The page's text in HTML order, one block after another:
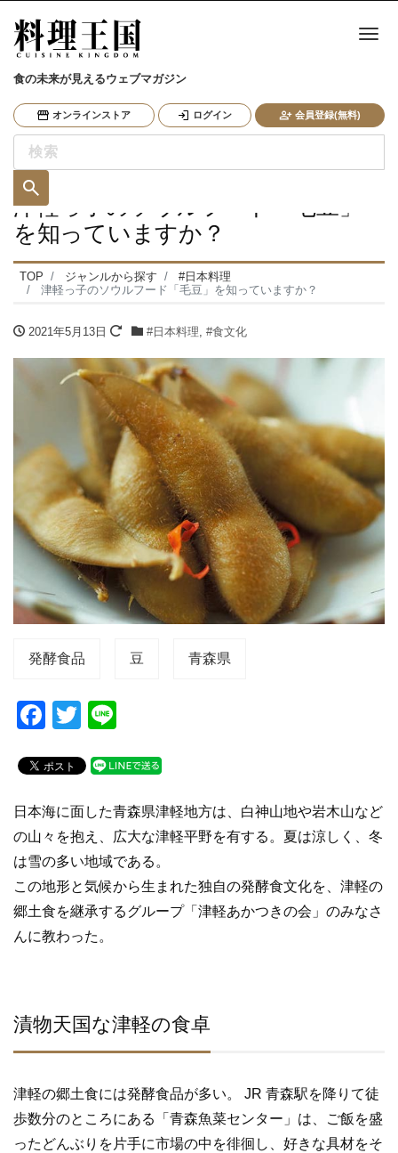
食の未来が見えるウェブマガジン
オンラインストア ログイン 会員登録(無料)
ナ
津軽っ子のソウルフード「毛豆」
を知っていますか？
TOP ジャンルから探す
#日本料理
津軽っ子のソウルフード「毛豆」を知っていますか？
2021年5月13日 #日本料理, #食文化
発酵食品 豆 青森県
F
c
e
b
o
o
k
T
tt
er
e
日本海に面した青森県津軽地方は、白神山地や岩木山など
の山々を抱え、広大な津軽平野を有する。夏は涼しく、冬
は雪の多い地域である。
この地形と気候から生まれた独自の発酵食文化を、津軽の
郷土食を継承するグループ「津軽あかつきの会」のみなさ
んに教わった。
漬物天国な津軽の食卓
津軽の郷土食には発酵食品が多い。 JR 青森駅を降りて徒
歩数分のところにある「青森魚菜センター」は、ご飯を盛
ったどんぶりを片手に市場の中を徘徊し、好きな具材をそ